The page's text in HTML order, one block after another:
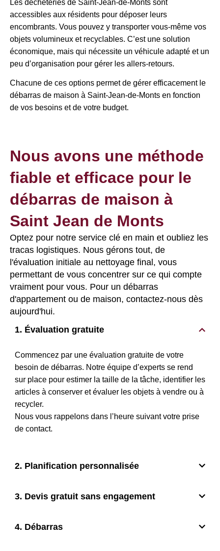
Les déchèteries de Saint-Jean-de-Monts sont
accessibles aux résidents pour déposer leurs
encombrants. Vous pouvez y transporter vous-même vos
objets volumineux et recyclables. C’est une solution
économique, mais qui nécessite un véhicule adapté et un
peu d’organisation pour gérer les allers-retours.
Chacune de ces options permet de gérer efficacement le
débarras de maison à Saint-Jean-de-Monts en fonction
de vos besoins et de votre budget.
Nous avons une méthode
fiable et efficace pour le
débarras de maison à
Saint Jean de Monts
Optez pour notre service clé en main et oubliez les
tracas logistiques. Nous gérons tout, de
l'évaluation initiale au nettoyage final, vous
permettant de vous concentrer sur ce qui compte
vraiment pour vous. Pour un débarras
d'appartement ou de maison, contactez-nous dès
aujourd'hui.
1. Évaluation gratuite
Commencez par une évaluation gratuite de votre
besoin de débarras. Notre équipe d’experts se rend
sur place pour estimer la taille de la tâche, identifier les
articles à conserver et évaluer les objets à vendre ou à
recycler.
Nous vous rappelons dans l’heure suivant votre prise
de contact.
2. Planification personnalisée
3. Devis gratuit sans engagement
4. Débarras